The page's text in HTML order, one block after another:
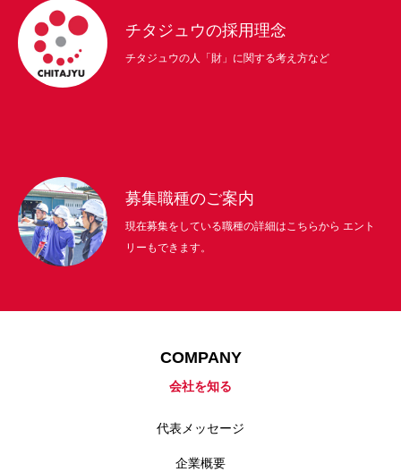
チタジュウの採用理念
チタジュウの人「財」に関する考え方など
募集職種のご案内
現在募集をしている職種の詳細はこちらから エント
リーもできます。
COMPANY
会社を知る
代表メッセージ
企業概要